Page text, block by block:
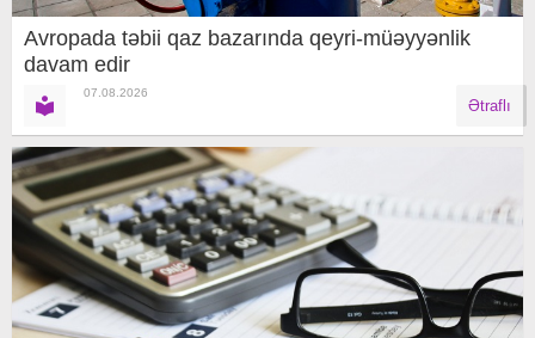
Avropada təbii qaz bazarında qeyri-müəyyənlik
davam edir
07.08.2026
Ətraflı